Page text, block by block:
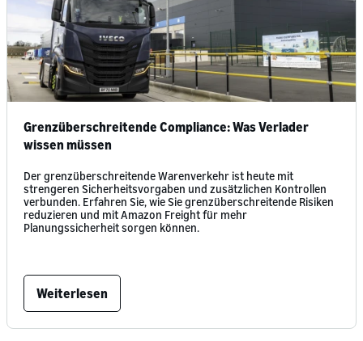
Grenzüberschreitende Compliance: Was Verlader
wissen müssen
Der grenzüberschreitende Warenverkehr ist heute mit
strengeren Sicherheitsvorgaben und zusätzlichen Kontrollen
verbunden. Erfahren Sie, wie Sie grenzüberschreitende Risiken
reduzieren und mit Amazon Freight für mehr
Planungssicherheit sorgen können.
Weiterlesen